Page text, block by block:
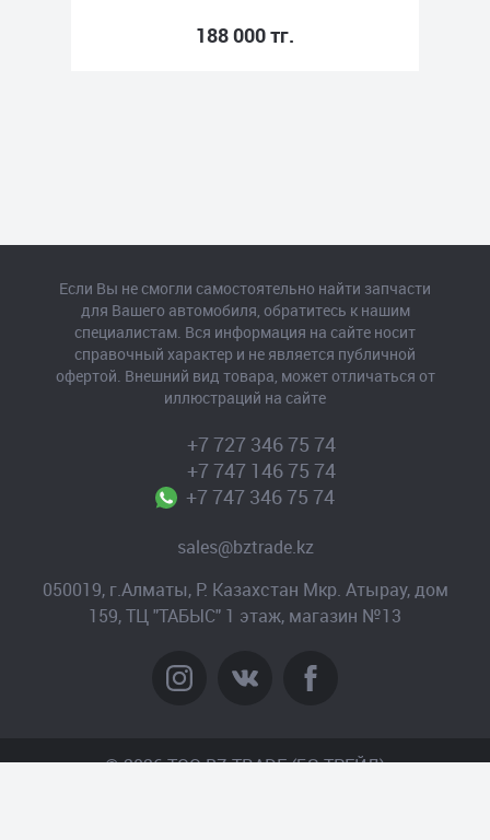
188 000 тг.
+7 727 346 75 74
+7 747 146 75 74
+7 747 346 75 74
sales@bztrade.kz
050019, г.Алматы, Р. Казахстан Мкр. Атырау, дом
159, ТЦ "ТАБЫС" 1 этаж, магазин №13
Если Вы не смогли самостоятельно найти запчасти
для Вашего автомобиля, обратитесь к нашим
специалистам. Вся информация на сайте носит
справочный характер и не является публичной
офертой. Внешний вид товара, может отличаться от
иллюстраций на сайте
© 2026 TOO BZ-TRADE (БЗ-ТРЕЙД)